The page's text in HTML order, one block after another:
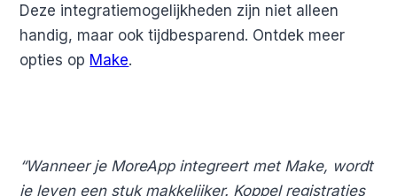
Deze integratiemogelijkheden zijn niet alleen
handig, maar ook tijdbesparend. Ontdek meer
opties op Make.
“Wanneer je MoreApp integreert met Make, wordt
je leven een stuk makkelijker. Koppel registraties